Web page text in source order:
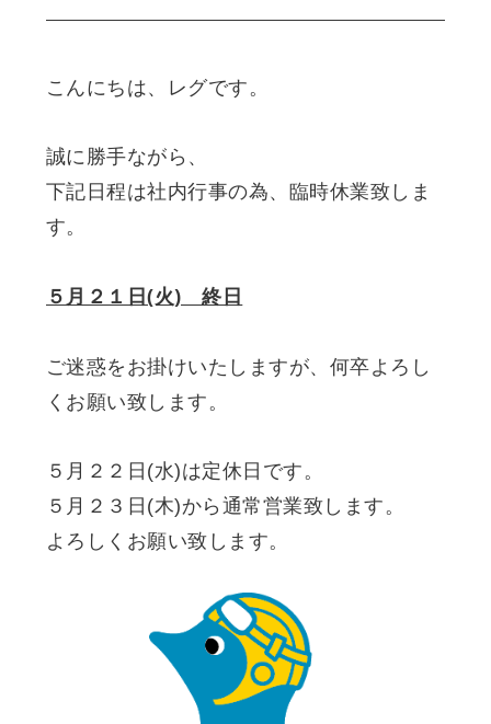
こんにちは、レグです。
誠に勝手ながら、
下記日程は社内行事の為、臨時休業致しま
す。
５月２１日(火) 終日
ご迷惑をお掛けいたしますが、何卒よろし
くお願い致します。
５月２２日(水)は定休日です。
５月２３日(木)から通常営業致します。
よろしくお願い致します。